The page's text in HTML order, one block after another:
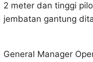
2 meter dan tinggi
jembatan gantung
General Manager